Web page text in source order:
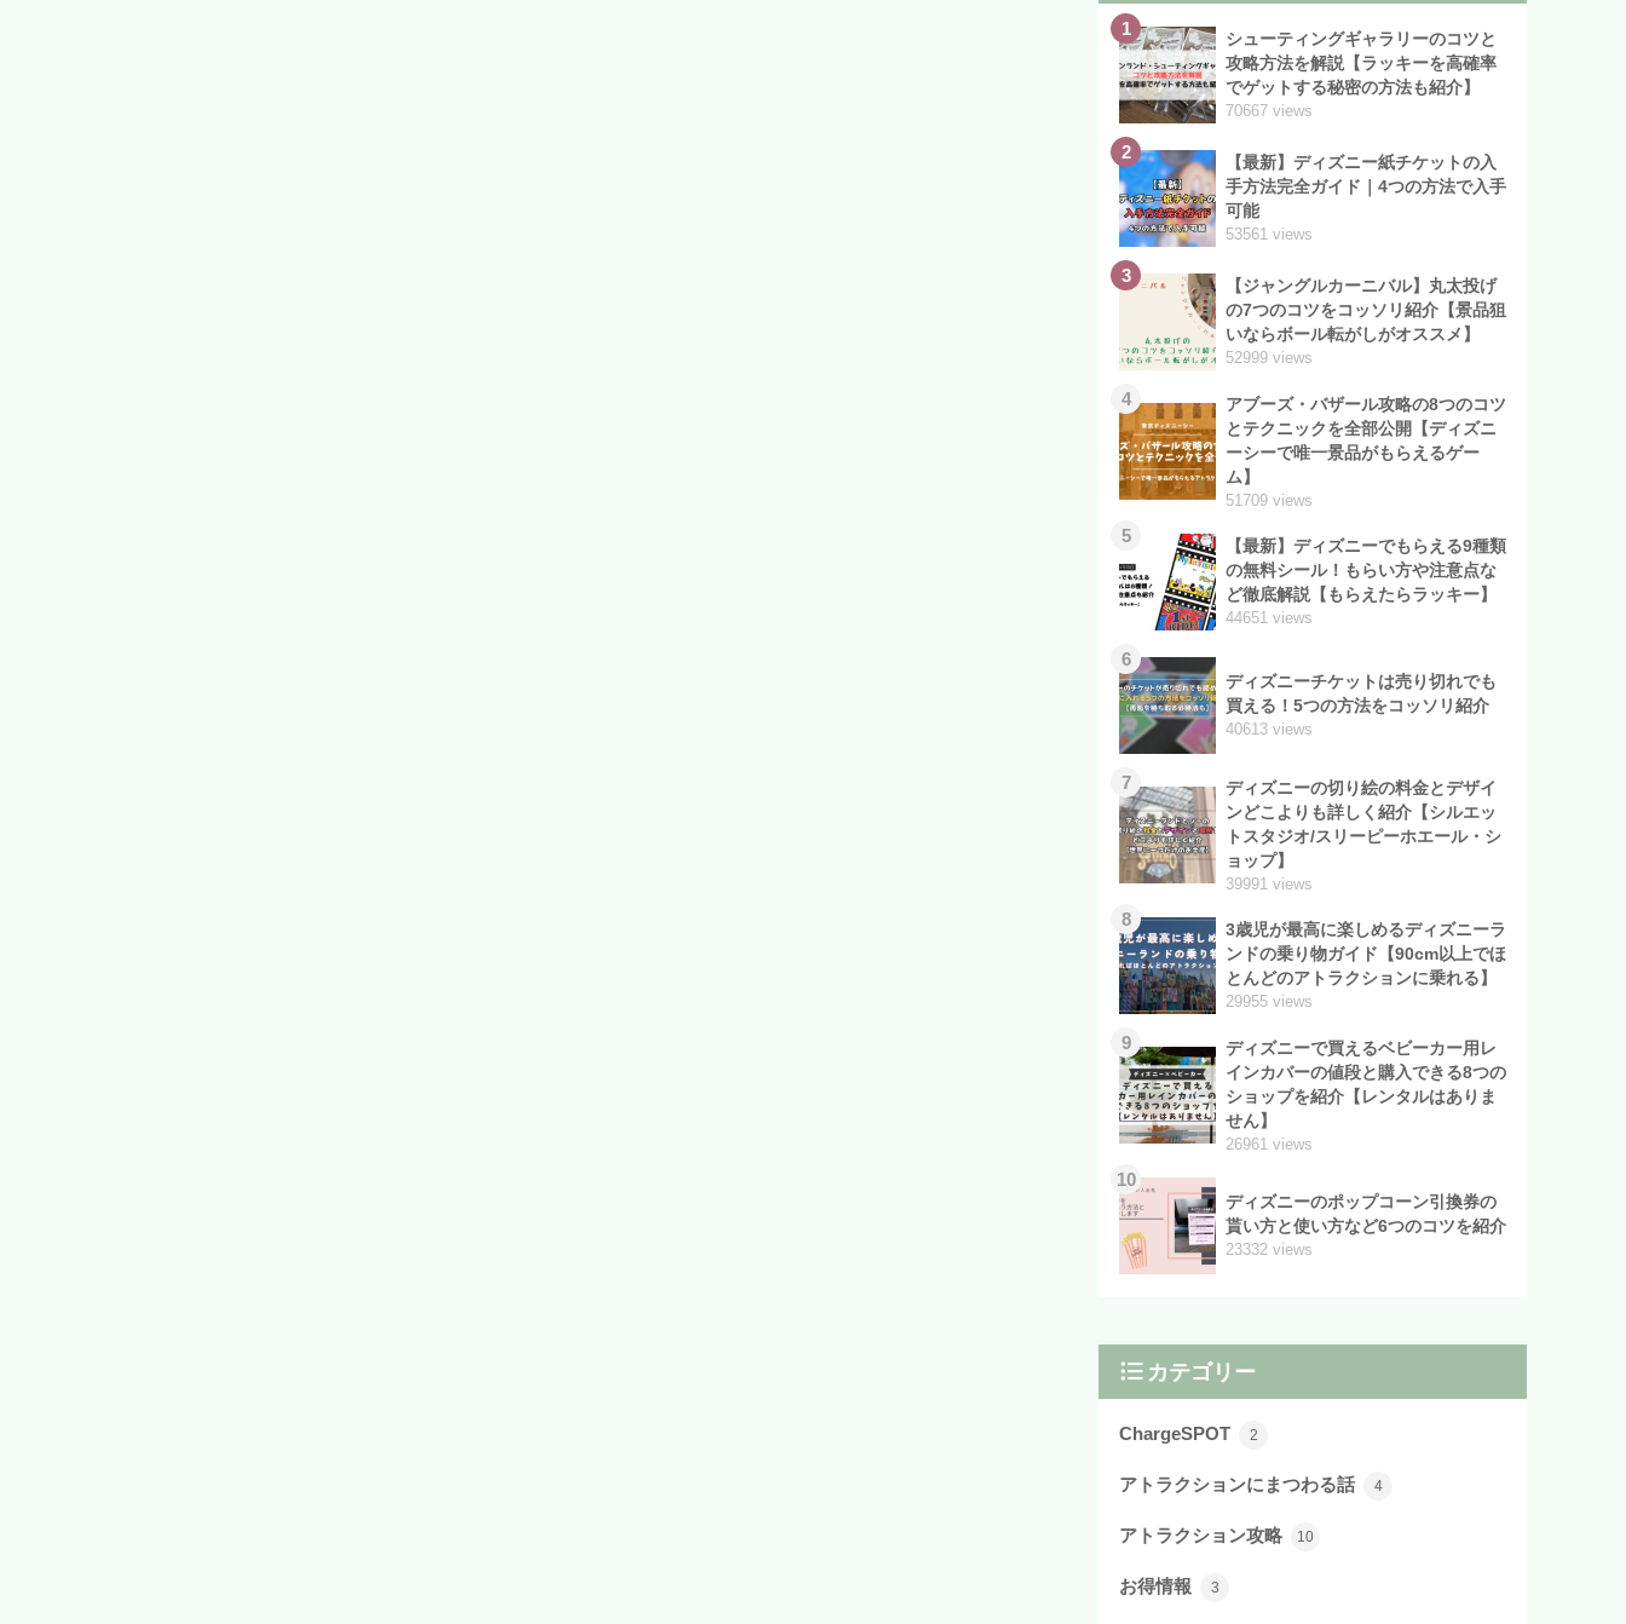
1
シューティングギャラリーのコツと
攻略方法を解説【ラッキーを高確率
でゲットする秘密の方法も紹介】
70667 views
2
【最新】ディズニー紙チケットの入
手方法完全ガイド｜4つの方法で入手
可能
53561 views
3
【ジャングルカーニバル】丸太投げ
の7つのコツをコッソリ紹介【景品狙
いならボール転がしがオススメ】
52999 views
4
アブーズ・バザール攻略の8つのコツ
とテクニックを全部公開【ディズニ
ーシーで唯一景品がもらえるゲー
ム】
51709 views
5
【最新】ディズニーでもらえる9種類
の無料シール！もらい方や注意点な
ど徹底解説【もらえたらラッキー】
44651 views
6
ディズニーチケットは売り切れでも
買える！5つの方法をコッソリ紹介
40613 views
7
ディズニーの切り絵の料金とデザイ
ンどこよりも詳しく紹介【シルエッ
トスタジオ/スリーピーホエール・シ
ョップ】
39991 views
8
3歳児が最高に楽しめるディズニーラ
ンドの乗り物ガイド【90cm以上でほ
とんどのアトラクションに乗れる】
29955 views
9
ディズニーで買えるベビーカー用レ
インカバーの値段と購入できる8つの
ショップを紹介【レンタルはありま
せん】
26961 views
10
ディズニーのポップコーン引換券の
貰い方と使い方など6つのコツを紹介
23332 views
カテゴリー
ChargeSPOT 2
アトラクションにまつわる話 4
アトラクション攻略 10
お得情報 3